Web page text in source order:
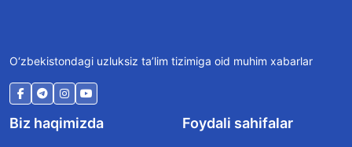
O‘zbekistondagi uzluksiz ta’lim tizimiga oid muhim xabarlar
Biz haqimizda Foydali sahifalar